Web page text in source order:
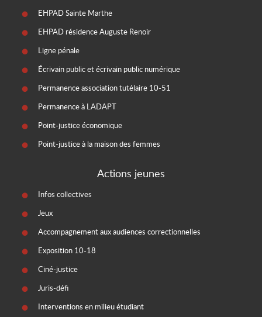
EHPAD Sainte Marthe
EHPAD résidence Auguste Renoir
Ligne pénale
Écrivain public et écrivain public numérique
Permanence association tutélaire 10-51
Permanence à LADAPT
Point-justice économique
Point-justice à la maison des femmes
Actions jeunes
Infos collectives
Jeux
Accompagnement aux audiences correctionnelles
Exposition 10-18
Ciné-justice
Juris-défi
Interventions en milieu étudiant